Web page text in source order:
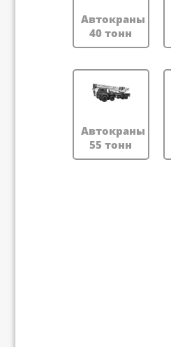
Автокраны
40 тонн
Автокраны
55 тонн